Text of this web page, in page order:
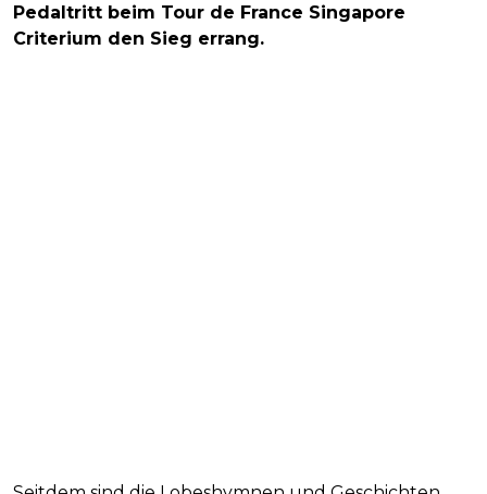
Pedaltritt beim Tour de France Singapore
Criterium den Sieg errang.